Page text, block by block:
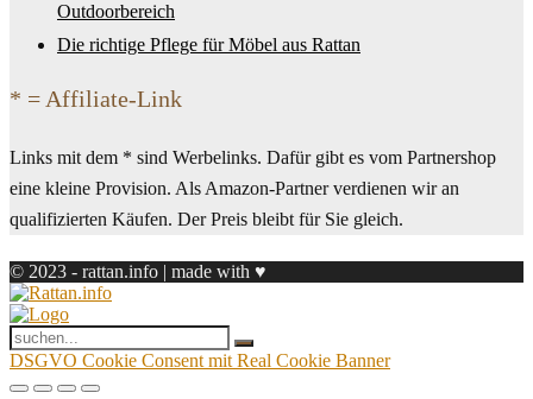
Outdoorbereich
Die richtige Pflege für Möbel aus Rattan
* = Affiliate-Link
Links mit dem * sind Werbelinks. Dafür gibt es vom Partnershop
eine kleine Provision. Als Amazon-Partner verdienen wir an
qualifizierten Käufen. Der Preis bleibt für Sie gleich.
© 2023 - rattan.info | made with ♥
DSGVO Cookie Consent mit Real Cookie Banner